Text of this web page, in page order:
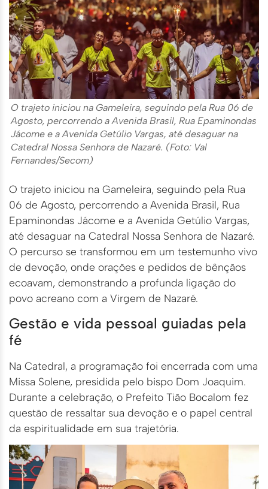
O trajeto iniciou na Gameleira, seguindo pela Rua 06 de
Agosto, percorrendo a Avenida Brasil, Rua Epaminondas
Jácome e a Avenida Getúlio Vargas, até desaguar na
Catedral Nossa Senhora de Nazaré. (Foto: Val
Fernandes/Secom)
O trajeto iniciou na Gameleira, seguindo pela Rua
06 de Agosto, percorrendo a Avenida Brasil, Rua
Epaminondas Jácome e a Avenida Getúlio Vargas,
até desaguar na Catedral Nossa Senhora de Nazaré.
O percurso se transformou em um testemunho vivo
de devoção, onde orações e pedidos de bênçãos
ecoavam, demonstrando a profunda ligação do
povo acreano com a Virgem de Nazaré.
Gestão e vida pessoal guiadas pela
fé
Na Catedral, a programação foi encerrada com uma
Missa Solene, presidida pelo bispo Dom Joaquim.
Durante a celebração, o Prefeito Tião Bocalom fez
questão de ressaltar sua devoção e o papel central
da espiritualidade em sua trajetória.